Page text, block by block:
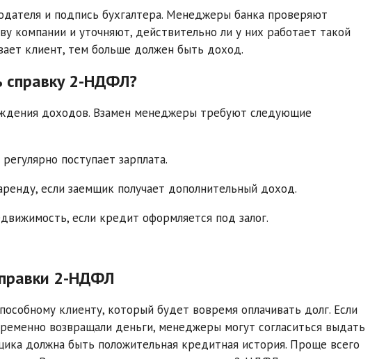
и подпись бухгалтера. Менеджеры банка проверяют
компании и уточняют, действительно ли у них работает такой
клиент, тем больше должен быть доход.
справку 2-НДФЛ?
доходов. Взамен менеджеры требуют следующие
поступает зарплата.
если заемщик получает дополнительный доход.
если кредит оформляется под залог.
2-НДФЛ
клиенту, который будет вовремя оплачивать долг. Если
возвращали деньги, менеджеры могут согласиться выдать
должна быть положительная кредитная история. Проще всего